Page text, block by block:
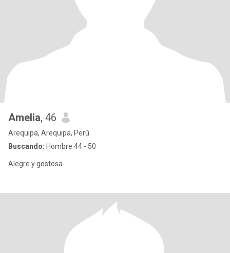
Amelia, 46
Arequipa, Arequipa, Perú
Buscando: Hombre 44 - 50
Alegre y gostosa